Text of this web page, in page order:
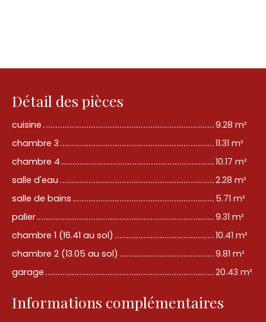
Détail des pièces
cuisine
9.28 m²
chambre 3
11.31 m²
chambre 4
10.17 m²
salle d'eau
2.28 m²
salle de bains
5.71 m²
palier
9.31 m²
chambre 1 (16.41 au sol)
10.41 m²
chambre 2 (13.05 au sol)
9.81 m²
garage
20.43 m²
Informations complémentaires